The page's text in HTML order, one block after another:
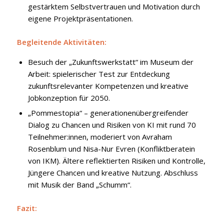
gestärktem Selbstvertrauen und Motivation durch
eigene Projektpräsentationen.
Begleitende Aktivitäten:
Besuch der „Zukunftswerkstatt“ im Museum der
Arbeit: spielerischer Test zur Entdeckung
zukunftsrelevanter Kompetenzen und kreative
Jobkonzeption für 2050.
„Pommestopia“ – generationenübergreifender
Dialog zu Chancen und Risiken von KI mit rund 70
Teilnehmer:innen, moderiert von Avraham
Rosenblum und Nisa-Nur Evren (Konfliktberatein
von IKM). Ältere reflektierten Risiken und Kontrolle,
Jüngere Chancen und kreative Nutzung. Abschluss
mit Musik der Band „Schumm“.
Fazit: